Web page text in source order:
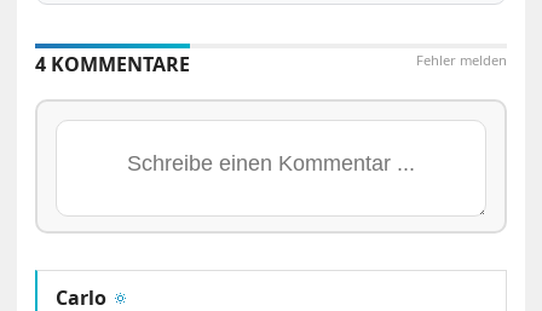
Fehler melden
4 KOMMENTARE
Carlo 🔅